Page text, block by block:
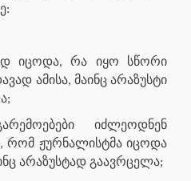
იცოდა, რა იყო სწორი
ამისა, მაინც არაზუსტი
იძლეოდნენ
რომ ჟურნალისტმა იცოდა
არაზუსტად გაავრცელა;